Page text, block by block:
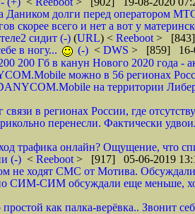
Даником долги перед оператором
скорее всего и нет а вот у
сидит (-) (URL) < Reeboot > [843]
в ногу...
(-) < DWS > [859] 16-
200 Гб в канун Нового 2020 года -
можно в 56 регионах
на территории
связи в регионах России, где
перенесли. Фактически
трафика онлайн? Ощущение, что
(-) < Reeboot > [917] 05-06-2019
не ходят СМС от Мотива.
СИМ-СИМ обсуждали еще меньше,
как палка-верёвка.. Звонит